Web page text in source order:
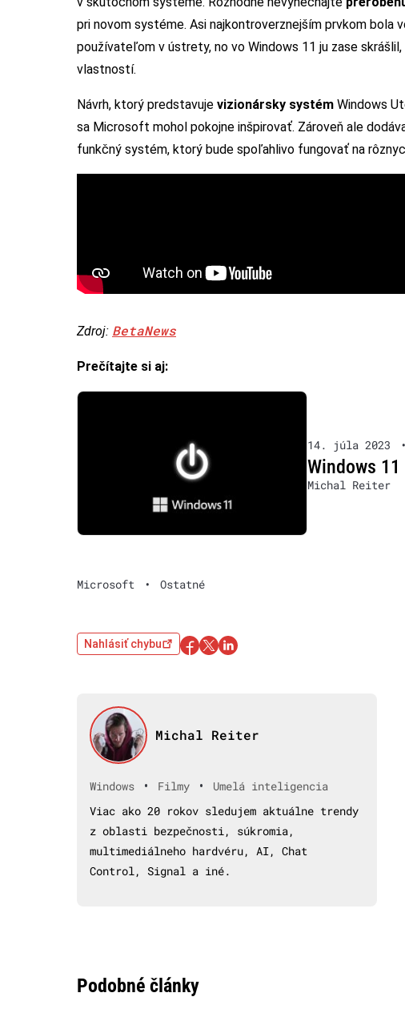
pri novom systéme. Asi najkontroverznejším prvkom bola
používateľom v ústrety, no vo Windows 11 ju zase
vlastností.
Návrh, ktorý predstavuje vizionársky systém Windows
sa Microsoft mohol pokojne inšpirovať. Zároveň ale
funkčný systém, ktorý bude spoľahlivo fungovať na
Zdroj: BetaNews
Prečítajte si aj:
14. júla 2023 •
Windows
Michal Reiter
Microsoft • Ostatné
Nahlásiť chybu
Michal Reiter
Windows • Filmy •
Umelá inteligencia
Viac ako 20 rokov sledujem aktuálne trendy
z oblasti bezpečnosti, súkromia,
multimediálneho hardvéru, AI, Chat
Control, Signal a iné.
Podobné články